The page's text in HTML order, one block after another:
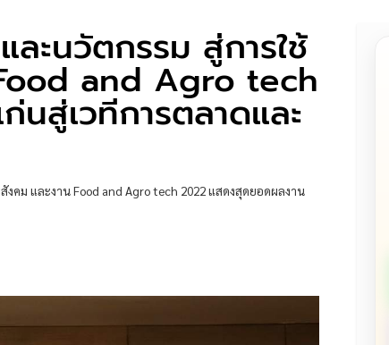
ะนวัตกรรม สู่การใช้
and Agro tech
สู่เวทีการตลาดและ
ม และงาน Food and Agro tech 2022 แสดงสุดยอดผลงาน